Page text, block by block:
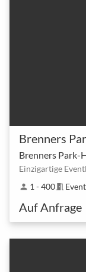
Brenners
Brenners Park-
Einzigartige
person 1 - 400meeting_room
Auf Anfrage